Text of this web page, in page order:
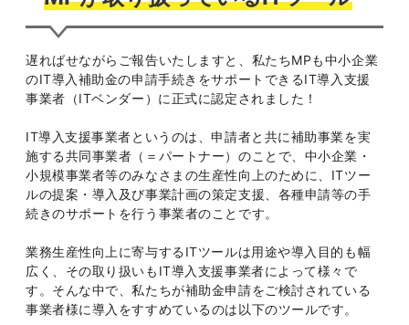
遅ればせながらご報告いたしますと、私たちMPも中小企業
のIT導入補助金の申請手続きをサポートできるIT導入支援
事業者（ITベンダー）に正式に認定されました！
IT導入支援事業者というのは、申請者と共に補助事業を実
施する共同事業者（＝パートナー）のことで、中小企業・
小規模事業者等のみなさまの生産性向上のために、ITツー
ルの提案・導入及び事業計画の策定支援、各種申請等の手
続きのサポートを行う事業者のことです。
業務生産性向上に寄与するITツールは用途や導入目的も幅
広く、その取り扱いもIT導入支援事業者によって様々で
す。そんな中で、私たちが補助金申請をご検討されている
事業者様に導入をすすめているのは以下のツールです。